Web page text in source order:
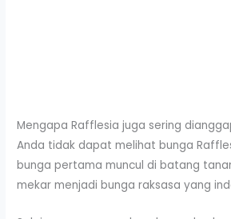
Mengapa Rafflesia juga sering
Anda tidak dapat melihat bunga
bunga pertama muncul di batang
mekar menjadi bunga raksasa yang